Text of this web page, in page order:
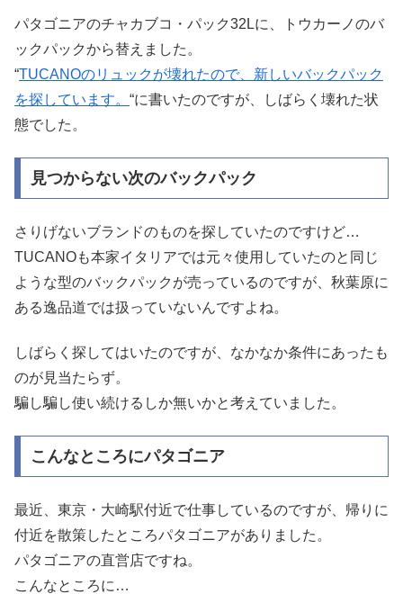
パタゴニアのチャカブコ・パック32Lに、トウカーノのバ
ックパックから替えました。
“TUCANOのリュックが壊れたので、新しいバックパック
を探しています。 “に書いたのですが、しばらく壊れた状
態でした。
見つからない次のバックパック
さりげないブランドのものを探していたのですけど…
TUCANOも本家イタリアでは元々使用していたのと同じ
ような型のバックパックが売っているのですが、秋葉原に
ある逸品道では扱っていないんですよね。
しばらく探してはいたのですが、なかなか条件にあったも
のが見当たらず。
騙し騙し使い続けるしか無いかと考えていました。
こんなところにパタゴニア
最近、東京・大崎駅付近で仕事しているのですが、帰りに
付近を散策したところパタゴニアがありました。
パタゴニアの直営店ですね。
こんなところに…